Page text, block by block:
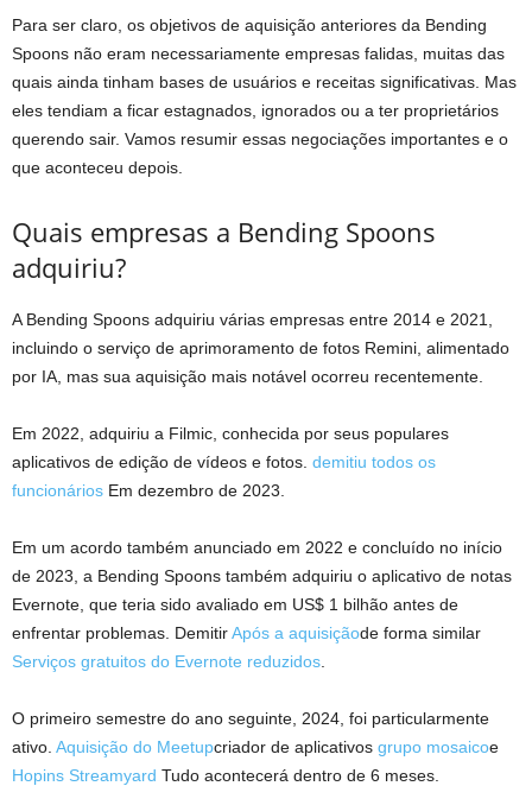
Para ser claro, os objetivos de aquisição anteriores da Bending
Spoons não eram necessariamente empresas falidas, muitas das
quais ainda tinham bases de usuários e receitas significativas. Mas
eles tendiam a ficar estagnados, ignorados ou a ter proprietários
querendo sair. Vamos resumir essas negociações importantes e o
que aconteceu depois.
Quais empresas a Bending Spoons
adquiriu?
A Bending Spoons adquiriu várias empresas entre 2014 e 2021,
incluindo o serviço de aprimoramento de fotos Remini, alimentado
por IA, mas sua aquisição mais notável ocorreu recentemente.
Em 2022, adquiriu a Filmic, conhecida por seus populares
aplicativos de edição de vídeos e fotos. demitiu todos os
funcionários Em dezembro de 2023.
Em um acordo também anunciado em 2022 e concluído no início
de 2023, a Bending Spoons também adquiriu o aplicativo de notas
Evernote, que teria sido avaliado em US$ 1 bilhão antes de
enfrentar problemas. DemitirApós a aquisiçãode forma similar
Serviços gratuitos do Evernote reduzidos
O primeiro semestre do ano seguinte, 2024, foi particularmente
ativo. Aquisição do Meetupcriador de aplicativos grupo mosaicoe
Hopins Streamyard Tudo acontecerá dentro de 6 meses.